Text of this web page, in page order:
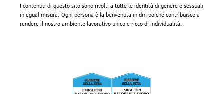
I contenuti di questo sito sono rivolti a tutte le identità di genere e sessuali
in egual misura. Ogni persona è la benvenuta in dm poiché contribuisce a
rendere il nostro ambiente lavorativo unico e ricco di individualità.